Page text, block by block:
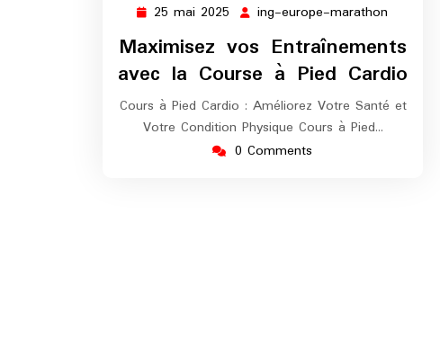
25 mai 2025 25
2025
ing-europe-marathon
europe-
marathon
Maximisez vos Entraînements
avec la Course à Pied Cardio
Cours à Pied Cardio : Améliorez Votre Santé et
Votre Condition Physique Cours à Pied…
0 Comments